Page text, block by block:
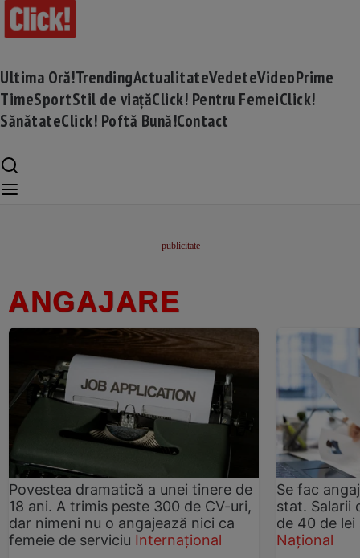
Ultima Oră!TrendingActualitateVedeteVideoPrime
TimeSportStil de viațăClick! Pentru FemeiClick!
SănătateClick! Poftă Bună!Contact
ANGAJARE
Povestea dramatică a unei tinere de
18 ani. A trimis peste 300 de CV-uri,
dar nimeni nu o angajează nici ca
femeie de serviciu Internațional
Se fac
stat. Salarii
de 40 de lei
Național